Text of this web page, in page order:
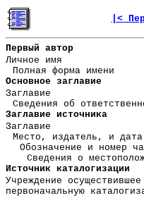
|<
Первый автор
Личное имя
Полная форма имени
Основное заглавие
Заглавие
Сведения об
Заглавие источника
Заглавие
Место, издатель, и дата
Обозначение и номер
Сведения о
Источник каталогизации
Учреждение осуществившее
первоначальную